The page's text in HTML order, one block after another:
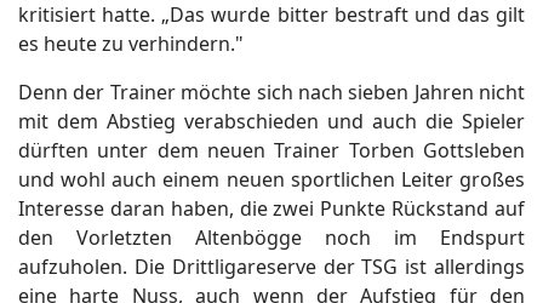
kritisiert hatte. „Das wurde bitter bestraft und das gilt
es heute zu verhindern."
Denn der Trainer möchte sich nach sieben Jahren nicht
mit dem Abstieg verabschieden und auch die Spieler
dürften unter dem neuen Trainer Torben Gottsleben
und wohl auch einem neuen sportlichen Leiter großes
Interesse daran haben, die zwei Punkte Rückstand auf
den Vorletzten Altenbögge noch im Endspurt
aufzuholen. Die Drittligareserve der TSG ist allerdings
eine harte Nuss, auch wenn der Aufstieg für den